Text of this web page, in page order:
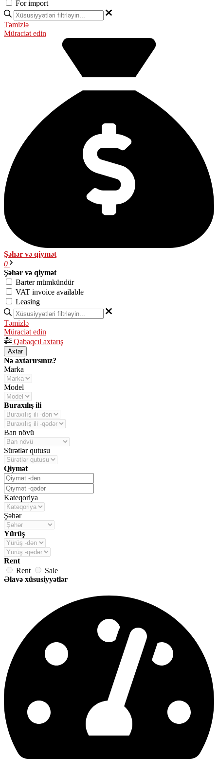
For import
Təmizlə
Müraciət edin
Şəhər və qiymət
0
Şəhər və qiymət
Barter mümkündür
VAT invoice available
Leasing
Təmizlə
Müraciət edin
Qabaqcıl axtarış
Axtar
Nə axtarırsınız?
Marka
Model
Buraxılış ili
Ban növü
Sürətlər qutusu
Qiymət
Kateqoriya
Şəhər
Yürüş
Rent
Rent
Sale
Əlavə xüsusiyyətlər